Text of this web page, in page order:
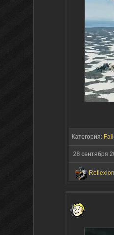
Категория:
28 сентября
Reflexion